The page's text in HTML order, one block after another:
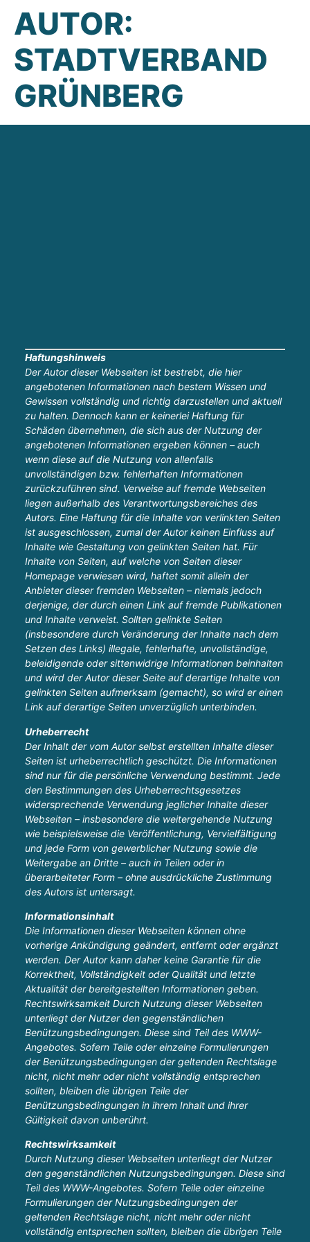
AUTOR:
STADTVERBAND
GRÜNBERG
Haftungshinweis
Der Autor dieser Webseiten ist bestrebt, die hier
angebotenen Informationen nach bestem Wissen und
Gewissen vollständig und richtig darzustellen und aktuell
zu halten. Dennoch kann er keinerlei Haftung für
Schäden übernehmen, die sich aus der Nutzung der
angebotenen Informationen ergeben können – auch
wenn diese auf die Nutzung von allenfalls
unvollständigen bzw. fehlerhaften Informationen
zurückzuführen sind. Verweise auf fremde Webseiten
liegen außerhalb des Verantwortungsbereiches des
Autors. Eine Haftung für die Inhalte von verlinkten Seiten
ist ausgeschlossen, zumal der Autor keinen Einfluss auf
Inhalte wie Gestaltung von gelinkten Seiten hat. Für
Inhalte von Seiten, auf welche von Seiten dieser
Homepage verwiesen wird, haftet somit allein der
Anbieter dieser fremden Webseiten – niemals jedoch
derjenige, der durch einen Link auf fremde Publikationen
und Inhalte verweist. Sollten gelinkte Seiten
(insbesondere durch Veränderung der Inhalte nach dem
Setzen des Links) illegale, fehlerhafte, unvollständige,
beleidigende oder sittenwidrige Informationen beinhalten
und wird der Autor dieser Seite auf derartige Inhalte von
gelinkten Seiten aufmerksam (gemacht), so wird er einen
Link auf derartige Seiten unverzüglich unterbinden.
Urheberrecht
Der Inhalt der vom Autor selbst erstellten Inhalte dieser
Seiten ist urheberrechtlich geschützt. Die Informationen
sind nur für die persönliche Verwendung bestimmt. Jede
den Bestimmungen des Urheberrechtsgesetzes
widersprechende Verwendung jeglicher Inhalte dieser
Webseiten – insbesondere die weitergehende Nutzung
wie beispielsweise die Veröffentlichung, Vervielfältigung
und jede Form von gewerblicher Nutzung sowie die
Weitergabe an Dritte – auch in Teilen oder in
überarbeiteter Form – ohne ausdrückliche Zustimmung
des Autors ist untersagt.
Informationsinhalt
Die Informationen dieser Webseiten können ohne
vorherige Ankündigung geändert, entfernt oder ergänzt
werden. Der Autor kann daher keine Garantie für die
Korrektheit, Vollständigkeit oder Qualität und letzte
Aktualität der bereitgestellten Informationen geben.
Rechtswirksamkeit Durch Nutzung dieser Webseiten
unterliegt der Nutzer den gegenständlichen
Benützungsbedingungen. Diese sind Teil des WWW-
Angebotes. Sofern Teile oder einzelne Formulierungen
der Benützungsbedingungen der geltenden Rechtslage
nicht, nicht mehr oder nicht vollständig entsprechen
sollten, bleiben die übrigen Teile der
Benützungsbedingungen in ihrem Inhalt und ihrer
Gültigkeit davon unberührt.
Rechtswirksamkeit
Durch Nutzung dieser Webseiten unterliegt der Nutzer
den gegenständlichen Nutzungsbedingungen. Diese sind
Teil des WWW-Angebotes. Sofern Teile oder einzelne
Formulierungen der Nutzungsbedingungen der
geltenden Rechtslage nicht, nicht mehr oder nicht
vollständig entsprechen sollten, bleiben die übrigen Teile